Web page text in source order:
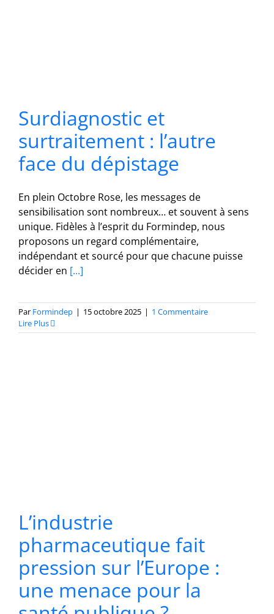
Surdiagnostic et
surtraitement : l’autre
face du dépistage
En plein Octobre Rose, les messages de
sensibilisation sont nombreux… et souvent à sens
unique. Fidèles à l’esprit du Formindep, nous
proposons un regard complémentaire,
indépendant et sourcé pour que chacune puisse
décider en [...]
Par Formindep | 15 octobre 2025 | 1 Commentaire
Lire Plus
L’industrie
pharmaceutique fait
pression sur l’Europe :
une menace pour la